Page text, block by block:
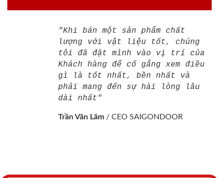
"Khi bán một sản phẩm chất
lượng với vật liệu tốt, chúng
tôi đã đặt mình vào vị trí của
Khách hàng để cố gắng xem điều
gì là tốt nhất, bền nhất và
phải mang đến sự hài lòng lâu
dài nhất"
Trần Văn Lãm / CEO SAIGONDOOR